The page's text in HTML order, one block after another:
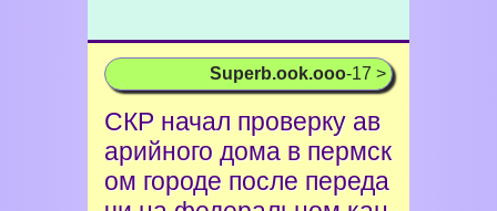
Superb.ook.ooo-17 >
СКР начал проверку ав
арийного дома в пермск
ом городе после переда